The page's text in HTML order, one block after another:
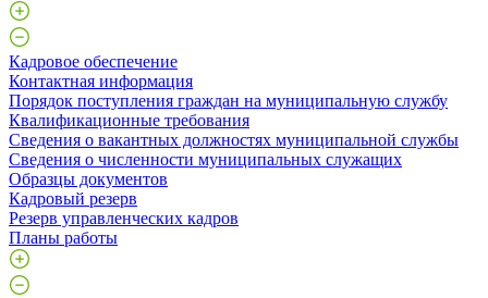
Кадровое обеспечение
Контактная информация
Порядок поступления граждан на муниципальную службу
Квалификационные требования
Сведения о вакантных должностях муниципальной службы
Сведения о численности муниципальных служащих
Образцы документов
Кадровый резерв
Резерв управленческих кадров
Планы работы